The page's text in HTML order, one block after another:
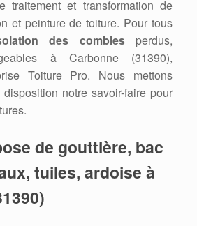
traitement et transformation de
et peinture de toiture. Pour tous
des comblesperdus,
à Carbonne (31390),
Toiture Pro. Nous mettons
notre savoir-faire pour
de gouttière, bac
tuiles, ardoise à